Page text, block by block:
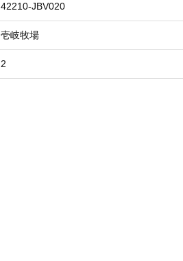
42210-JBV020
壱岐牧場
2